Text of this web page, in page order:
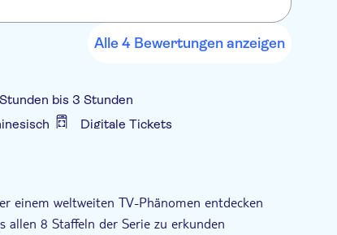
Filmliebhaber und alle, die sich für die
Alle 4 Bewertungen anzeigen
bis 3 Stunden
Digitale Tickets
Inklusive Transfer
einem weltweiten TV-Phänomen entdecken
allen 8 Staffeln der Serie zu erkunden